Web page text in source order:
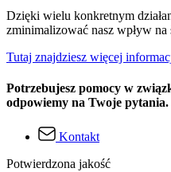
Dzięki wielu konkretnym
zminimalizować nasz wpływ
Tutaj znajdziesz więcej
Potrzebujesz pomocy w
odpowiemy na Twoje pytania.
Kontakt
Potwierdzona jakość